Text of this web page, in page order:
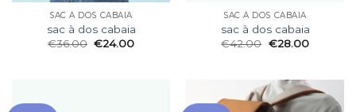
SAC À DOS CABAIA
sac à dos cabaia
€36.00 €24.00
SAC À DOS CABAIA
sac à dos cabaia
€42.00 €28.00